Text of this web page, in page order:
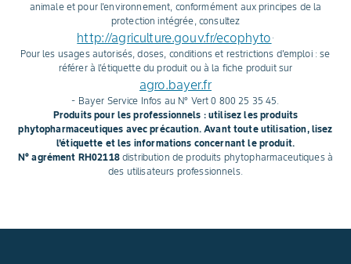
animale et pour l'environnement, conformément aux principes de la
protection intégrée, consultez
http://agriculture.gouv.fr/ecophyto .
Pour les usages autorisés, doses, conditions et restrictions d'emploi : se
référer à l'étiquette du produit ou à la fiche produit sur
agro.bayer.fr
- Bayer Service Infos au N° Vert 0 800 25 35 45.
Produits pour les professionnels : utilisez les produits
phytopharmaceutiques avec précaution. Avant toute utilisation, lisez
l'étiquette et les informations concernant le produit.
N° agrément RH02118distribution de produits phytopharmaceutiques à
des utilisateurs professionnels.